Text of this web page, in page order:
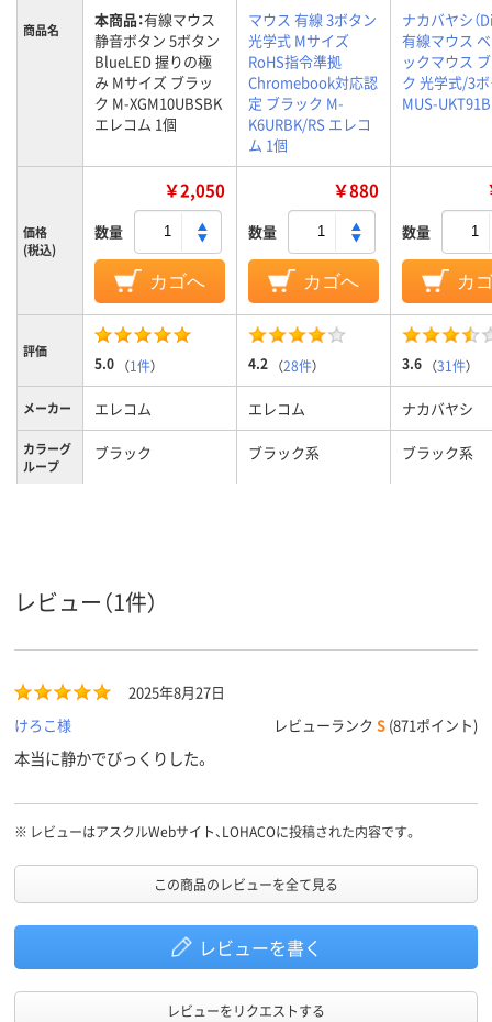
商品名 本商品：有線マウス
静音ボタン 5ボタン
BlueLED 握りの極
み Mサイズ ブラッ
ク M-XGM10UBSBK
エレコム 1個
マウス 有線 3ボタン
光学式 Mサイズ
RoHS指令準拠
Chromebook対応認
定 ブラック M-
K6URBK/RS エレコ
ム 1個
ナカバヤシ（
有線マウス
ックマウス
ク 光学式/3
MUS-
価格
(税込)
￥2,050
数量
カゴへ
￥880
数量
カゴへ
数量
カ
評価
5.0 （1件） 4.2 （28件） 3.6 （31件）
メーカー エレコム エレコム ナカバヤシ
カラーグ
ループ
ブラック ブラック系 ブラック系
5個 ※ホイールボタ
6カ月間
レビュー（1件）
2025年8月27日
けろこ様
レビューランク S (871ポイント)
本当に静かでびっくりした。
※ レビューはアスクルWebサイト、LOHACOに投稿された内容です。
この商品のレビューを全て見る
レビューを書く
レビューをリクエストする